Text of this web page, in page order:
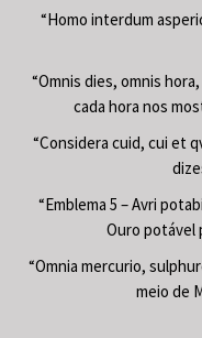
“Homo interdum
“Omnis dies, omnis
cada hora nos
“Considera cuid, cui et
“Emblema 5 – Avri
Ouro potável
“Omnia mercurio,
meio de